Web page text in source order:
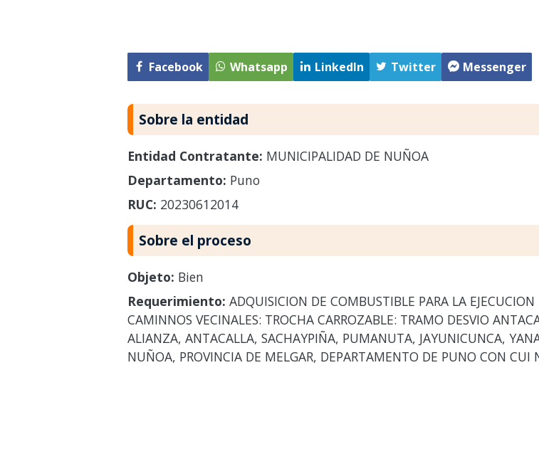
Facebook Whatsapp LinkedIn Twitter Messenger
Sobre la entidad
Entidad Contratante: MUNICIPALIDAD DE NUÑOA
Departamento: Puno
RUC: 20230612014
Sobre el proceso
Objeto: Bien
Requerimiento: ADQUISICION DE COMBUSTIBLE PARA LA
CAMINNOS VECINALES: TROCHA CARROZABLE: TRAMO DESVIO
ALIANZA, ANTACALLA, SACHAYPIÑA, PUMANUTA, JAYUNICUNCA,
NUÑOA, PROVINCIA DE MELGAR, DEPARTAMENTO DE PUNO CON CUI